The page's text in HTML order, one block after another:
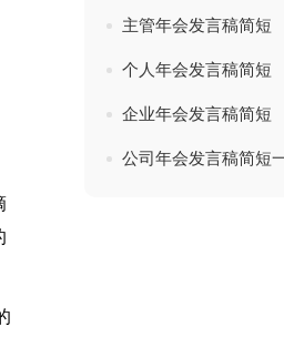
主管年会发言稿简短
个人年会发言稿简短
企业年会发言稿简短
公司年会发言稿简短